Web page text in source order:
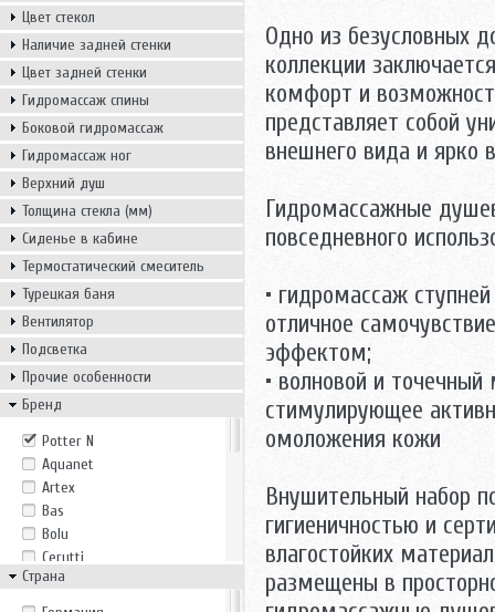
Цвет стекол
Наличие задней стенки
Цвет задней стенки
Гидромассаж спины
Боковой гидромассаж
Гидромассаж ног
Верхний душ
Толщина стекла (мм)
Сиденье в кабине
Термостатический смеситель
Турецкая баня
Вентилятор
Подсветка
Прочие особенности
Бренд
Potter N
Aquanet
Artex
Bas
Bolu
Cerutti
Eago
Erlit
Страна
Одно из безусловных
коллекции
комфорт и
представляет собой
внешнего вида и ярко
Гидромассажные
повседневного
• гидромассаж
отличное
эффектом;
• волновой и
стимулирующее
омоложения кожи
Внушительный набор
гигиеничностью и
влагостойких
размещены в